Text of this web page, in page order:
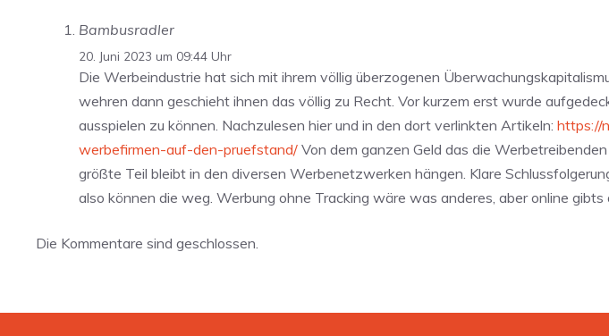
Bambusradler
20. Juni 2023 um 09:44 Uhr
Die Werbeindustrie hat sich mit ihrem völlig überzogenen
wehren dann geschieht ihnen das völlig zu Recht. Vor kurzem erst wurde
ausspielen zu können. Nachzulesen hier und in den dort verlinkten Artikeln: https://
werbefirmen-auf-den-pruefstand/ Von dem ganzen Geld das die
größte Teil bleibt in den diversen Werbenetzwerken hängen. Klare
also können die weg. Werbung ohne Tracking wäre was anderes, aber online gibts
Die Kommentare sind geschlossen.